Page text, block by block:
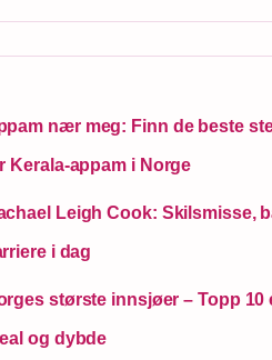
nær meg: Finn de beste
Kerala-appam i Norge
Leigh Cook: Skilsmisse,
i dag
største innsjøer – Topp 10
og dybde